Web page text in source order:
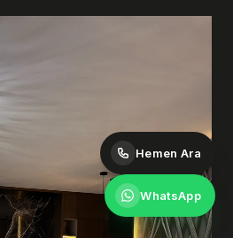
Hemen Ara
WhatsApp